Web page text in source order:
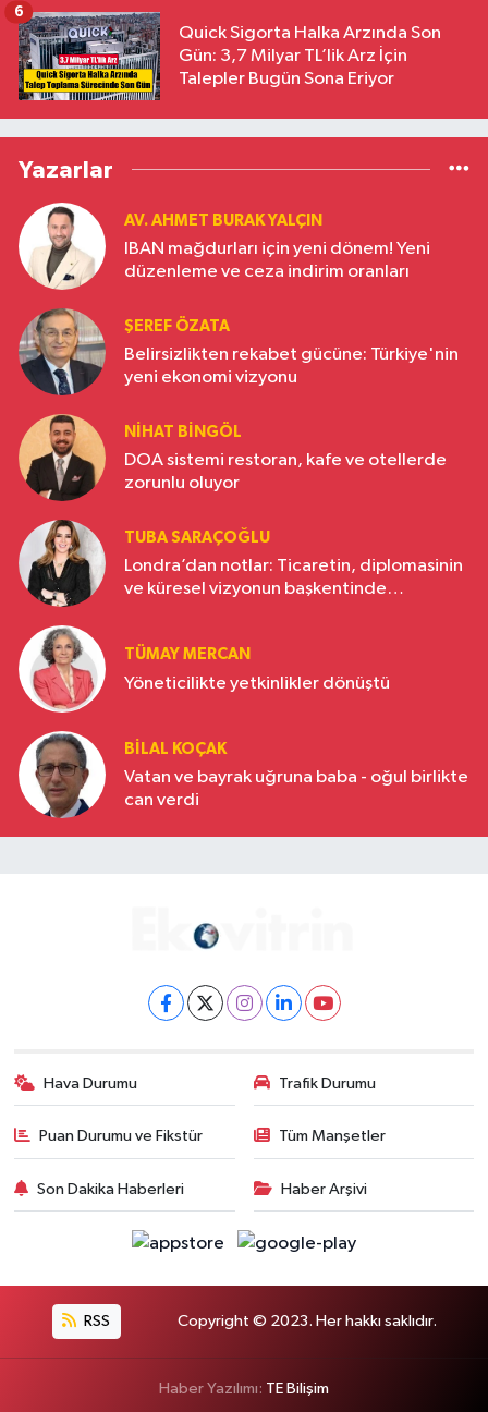
Quick Sigorta Halka Arzında Son
Gün: 3,7 Milyar TL’lik Arz İçin
Talepler Bugün Sona Eriyor
6
Yazarlar
AV. AHMET BURAK YALÇIN
IBAN mağdurları için yeni dönem! Yeni
düzenleme ve ceza indirim oranları
ŞEREF ÖZATA
Belirsizlikten rekabet gücüne: Türkiye'nin
yeni ekonomi vizyonu
NIHAT BINGÖL
DOA sistemi restoran, kafe ve otellerde
zorunlu oluyor
TUBA SARAÇOĞLU
Londra’dan notlar: Ticaretin, diplomasinin
ve küresel vizyonun başkentinde
TÜMAY MERCAN
Yöneticilikte yetkinlikler dönüştü
BILAL KOÇAK
Vatan ve bayrak uğruna baba - oğul birlikte
can verdi
Hava Durumu Trafik Durumu
Puan Durumu ve Fikstür Tüm Manşetler
Son Dakika Haberleri Haber Arşivi
RSS Copyright © 2023. Her hakkı saklıdır.
Haber Yazılımı: TE Bilişim